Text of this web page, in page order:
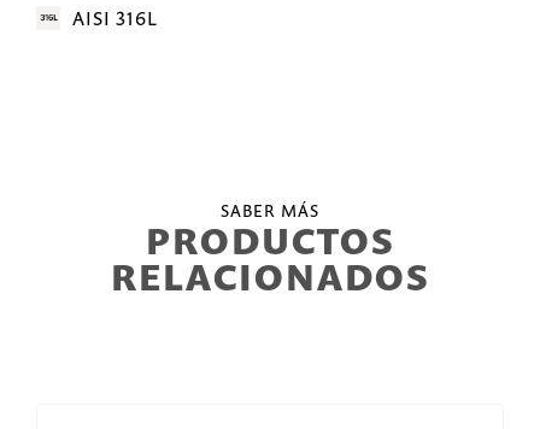
AISI 316L
SABER MÁS
PRODUCTOS
RELACIONADOS